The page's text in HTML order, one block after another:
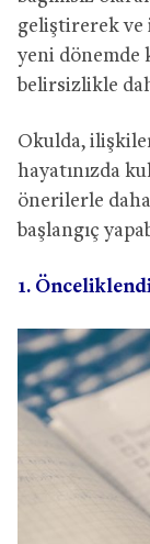
geliştirerek ve
yeni dönemde
belirsizlikle
Okulda,
hayatınızda
önerilerle
başlangıç
1.